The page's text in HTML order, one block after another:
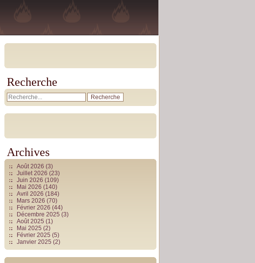
Recherche
Archives
Août 2026 (3)
Juillet 2026 (23)
Juin 2026 (109)
Mai 2026 (140)
Avril 2026 (184)
Mars 2026 (70)
Février 2026 (44)
Décembre 2025 (3)
Août 2025 (1)
Mai 2025 (2)
Février 2025 (5)
Janvier 2025 (2)